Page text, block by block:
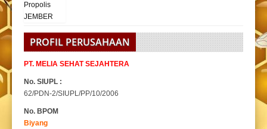
PROFIL PERUSAHAAN
PT. MELIA SEHAT SEJAHTERA
No. SIUPL :
62/PDN-2/SIUPL/PP/10/2006
No. BPOM
Biyang